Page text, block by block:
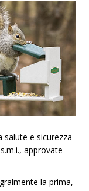
salute e sicurezza
approvate
la prima,